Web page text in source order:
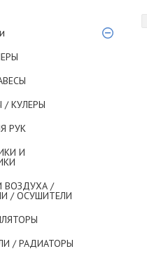
/ КУЛЕРЫ
РУК
И
ВОЗДУХА /
/ ОСУШИТЕЛИ
/ РАДИАТОРЫ